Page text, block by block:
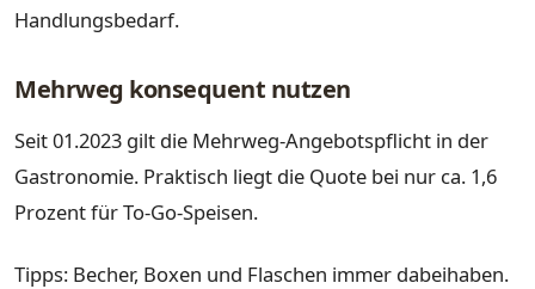
Handlungsbedarf.
Mehrweg konsequent nutzen
Seit 01.2023 gilt die Mehrweg-Angebotspflicht in der
Gastronomie. Praktisch liegt die Quote bei nur ca. 1,6
Prozent für To‑Go‑Speisen.
Tipps: Becher, Boxen und Flaschen immer dabeihaben.